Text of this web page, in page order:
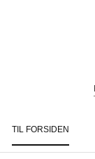
TIL FORSIDEN